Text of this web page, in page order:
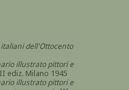
dell'Ottocento
illustrato pittori e
ediz. Milano 1945
illustrato pittori e